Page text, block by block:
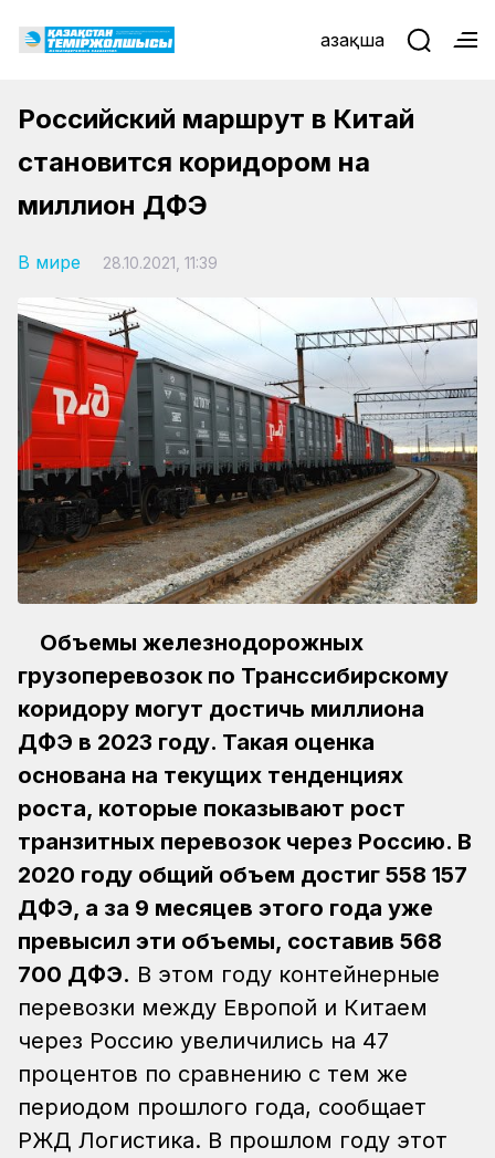
Қазақша
Российский маршрут в Китай
становится коридором на
миллион ДФЭ
В мире 28.10.2021, 11:39
Объемы железнодорожных
грузоперевозок по Транссибирскому
коридору могут достичь миллиона
ДФЭ в 2023 году. Такая оценка
основана на текущих тенденциях
роста, которые показывают рост
транзитных перевозок через Россию. В
2020 году общий объем достиг 558 157
ДФЭ, а за 9 месяцев этого года уже
превысил эти объемы, составив 568
700 ДФЭ. В этом году контейнерные
перевозки между Европой и Китаем
через Россию увеличились на 47
процентов по сравнению с тем же
периодом прошлого года, сообщает
РЖД Логистика. В прошлом году этот